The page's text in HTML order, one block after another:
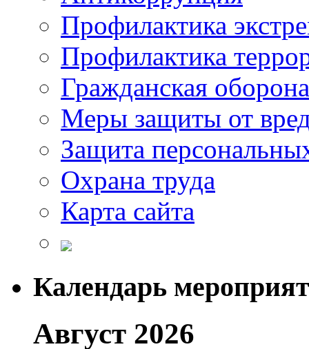
Профилактика
Профилактика
Гражданская оборона
Меры защиты от
Защита
Охрана труда
Карта сайта
Календарь
Август 2026